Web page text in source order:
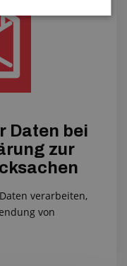
Daten bei
zur
verarbeiten,
von